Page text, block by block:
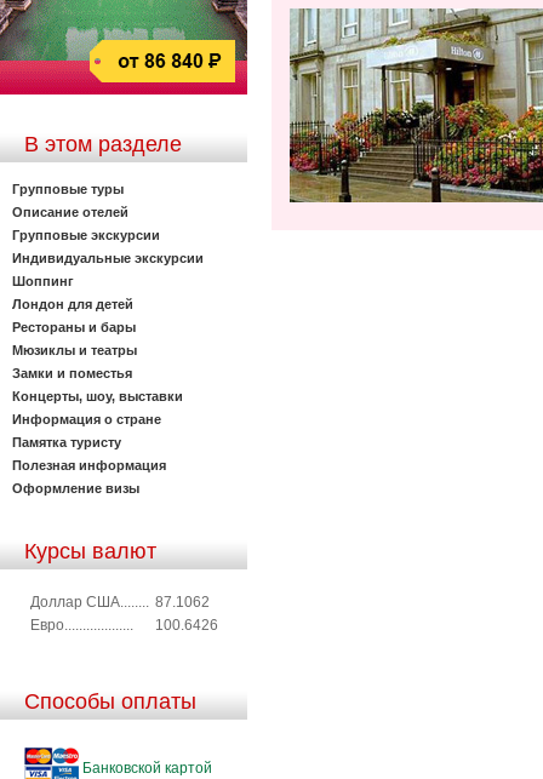
В этом разделе
Групповые туры
Описание отелей
Групповые экскурсии
Индивидуальные экскурсии
Шоппинг
Лондон для детей
Рестораны и бары
Мюзиклы и театры
Замки и поместья
Концерты, шоу, выставки
Информация о стране
Памятка туристу
Полезная информация
Оформление визы
Курсы валют
Доллар США........ 87.1062
Евро...................
100.6426
Способы оплаты
Банковской картой